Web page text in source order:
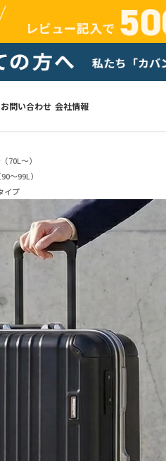
お問い合わせ 会社情報
70L～）
～99L）
イプ